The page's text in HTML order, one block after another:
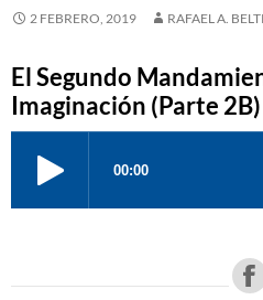
2 FEBRERO, 2019 RAFAEL A.
El Segundo
Imaginación (Parte 2B)